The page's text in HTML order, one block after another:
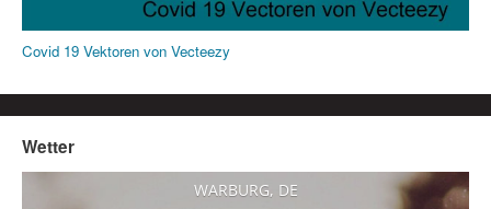
Covid 19 Vektoren von Vecteezy
Wetter
WARBURG, DE